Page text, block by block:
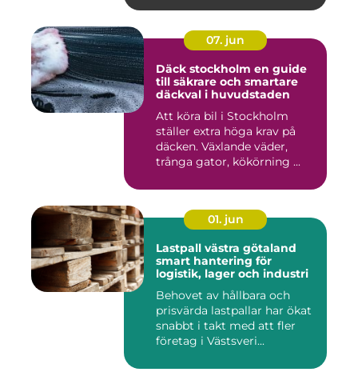
07. jun
Däck stockholm en guide
till säkrare och smartare
däckval i huvudstaden
Att köra bil i Stockholm
ställer extra höga krav på
däcken. Växlande väder,
trånga gator, kökörning ...
01. jun
Lastpall västra götaland
smart hantering för
logistik, lager och industri
Behovet av hållbara och
prisvärda lastpallar har ökat
snabbt i takt med att fler
företag i Västsveri...